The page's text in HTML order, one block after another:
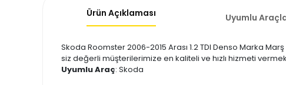
Ürün Açıklaması Uyumlu
Skoda Roomster 2006-2015 Arası 1.2 TDI Denso Marka
siz değerli müşterilerimize en kaliteli ve hızlı hizmeti
Uyumlu Araç: Skoda